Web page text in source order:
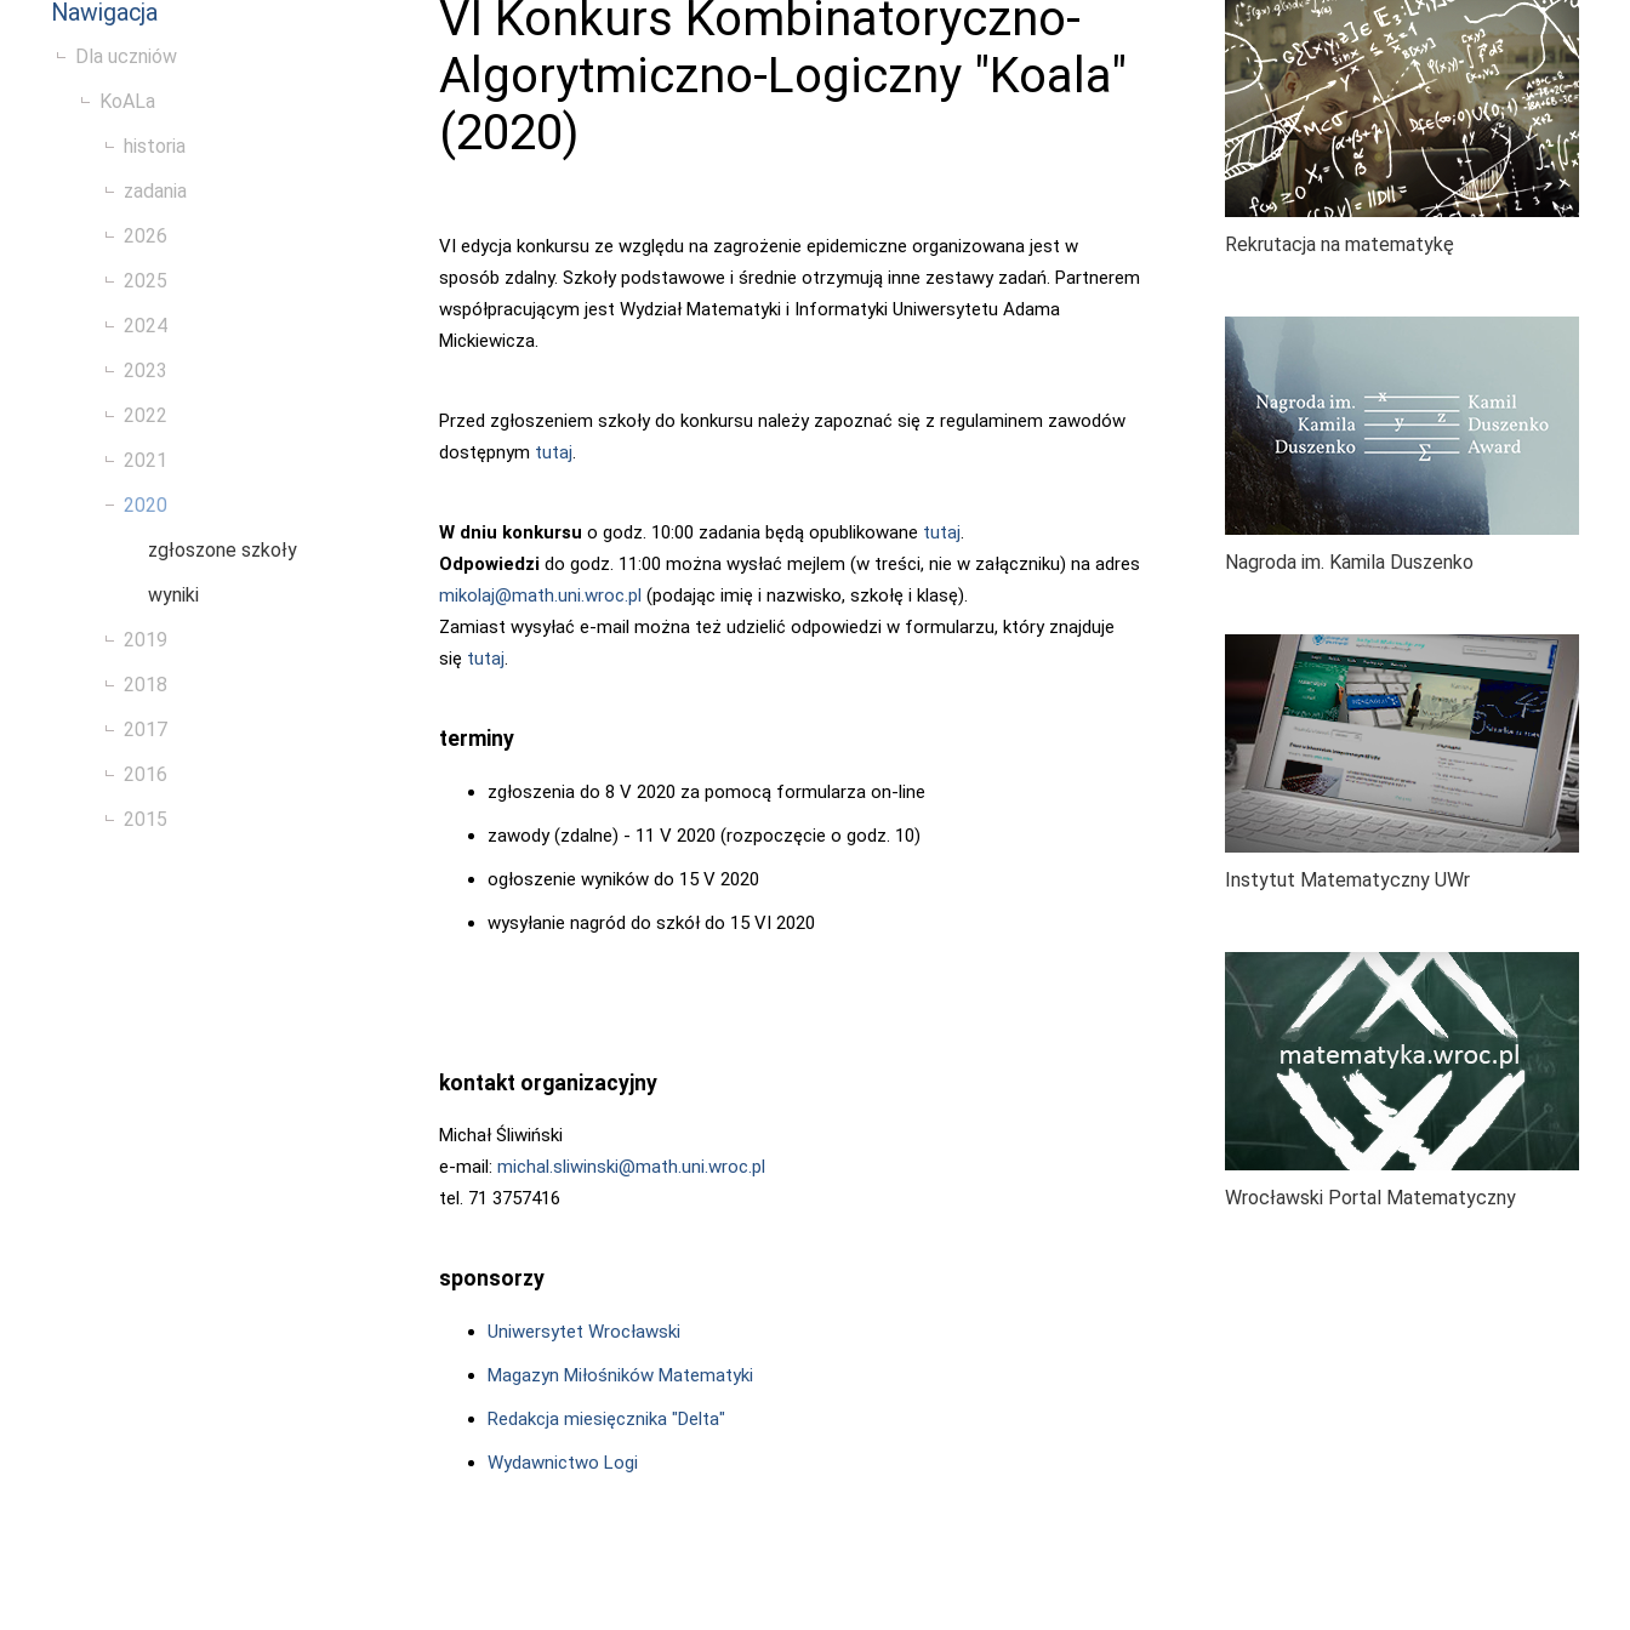
Nawigacja
Dla uczniów
KoALa
historia
zadania
2026
2025
2024
2023
2022
2021
2020
zgłoszone szkoły
wyniki
2019
2018
2017
2016
2015
VI Konkurs Kombinatoryczno-
Algorytmiczno-Logiczny "Koala"
(2020)
VI edycja konkursu ze względu na zagrożenie epidemiczne organizowana jest w
sposób zdalny. Szkoły podstawowe i średnie otrzymują inne zestawy zadań. Partnerem
współpracującym jest Wydział Matematyki i Informatyki Uniwersytetu Adama
Mickiewicza.
Przed zgłoszeniem szkoły do konkursu należy zapoznać się z regulaminem zawodów
dostępnym tutaj.
W dniu konkursu o godz. 10:00 zadania będą opublikowane tutaj.
Odpowiedzi do godz. 11:00 można wysłać mejlem (w treści, nie w załączniku) na adres
mikolaj@math.uni.wroc.pl (podając imię i nazwisko, szkołę i klasę).
Zamiast wysyłać e-mail można też udzielić odpowiedzi w formularzu, który znajduje
się tutaj.
terminy
zgłoszenia do 8 V 2020 za pomocą formularza on-line
zawody (zdalne) - 11 V 2020 (rozpoczęcie o godz. 10)
ogłoszenie wyników do 15 V 2020
wysyłanie nagród do szkół do 15 VI 2020
kontakt organizacyjny
Michał Śliwiński
e-mail: michal.sliwinski@math.uni.wroc.pl
tel. 71 3757416
sponsorzy
Uniwersytet Wrocławski
Magazyn Miłośników Matematyki
Redakcja miesięcznika "Delta"
Wydawnictwo Logi
Rekrutacja na matematykę
Nagroda im. Kamila Duszenko
Instytut Matematyczny UWr
Wrocławski Portal Matematyczny